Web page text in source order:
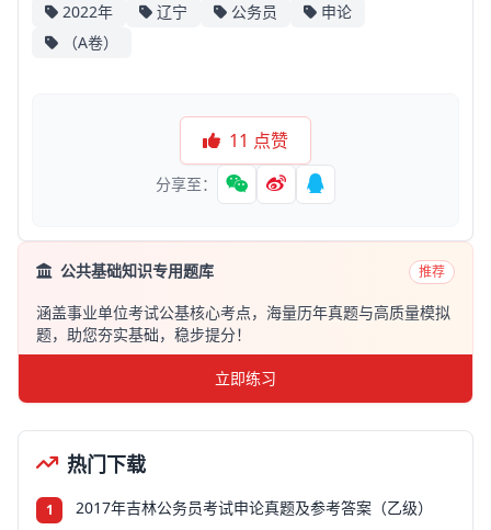
2022年 辽宁 公务员
申论
（A卷）
11 点赞
分享至：
公共基础知识专用题库 推荐
涵盖事业单位考试公基核心考点，海量历年真题与高质量模拟
题，助您夯实基础，稳步提分！
立即练习
热门下载
1 2017年吉林公务员考试申论真题及参考答案（乙级）